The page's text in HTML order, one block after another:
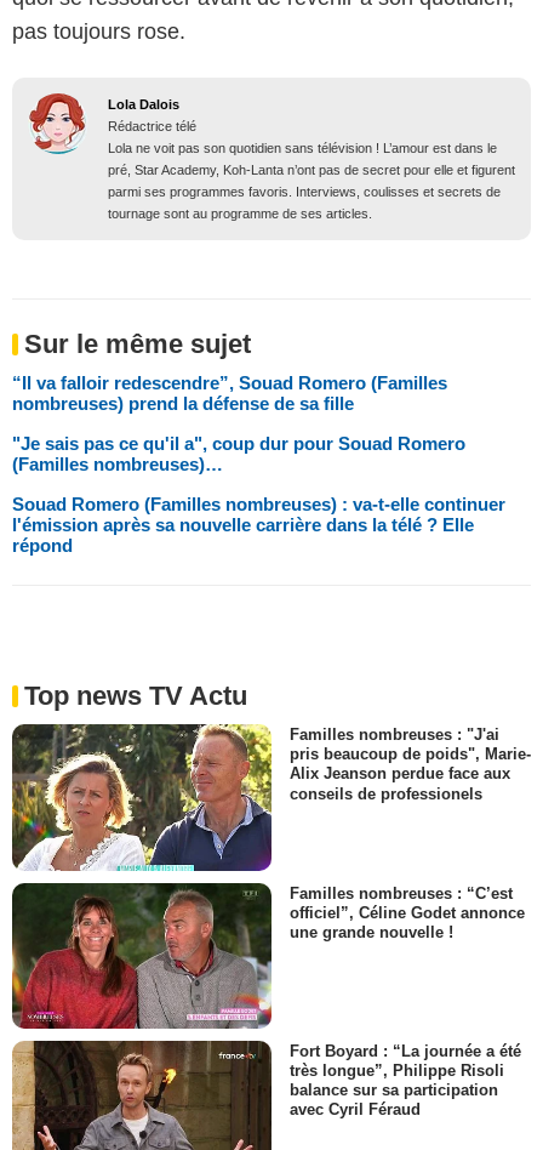
pas toujours rose.
Lola Dalois
Rédactrice télé
Lola ne voit pas son quotidien sans télévision ! L’amour est dans le
pré, Star Academy, Koh-Lanta n’ont pas de secret pour elle et figurent
parmi ses programmes favoris. Interviews, coulisses et secrets de
tournage sont au programme de ses articles.
Sur le même sujet
“Il va falloir redescendre”, Souad Romero (Familles
nombreuses) prend la défense de sa fille
"Je sais pas ce qu'il a", coup dur pour Souad Romero
(Familles nombreuses)…
Souad Romero (Familles nombreuses) : va-t-elle continuer
l'émission après sa nouvelle carrière dans la télé ? Elle
répond
Top news TV Actu
Familles nombreuses : "J'ai
pris beaucoup de poids", Marie-
Alix Jeanson perdue face aux
conseils de professionels
Familles nombreuses : “C’est
officiel”, Céline Godet annonce
une grande nouvelle !
Fort Boyard : “La journée a été
très longue”, Philippe Risoli
balance sur sa participation
avec Cyril Féraud